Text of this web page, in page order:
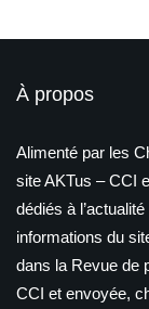
À propos
Alimenté par les
site AKTus – CCI
dédiés à
informations du
dans la Revue de
CCI et envoyée,